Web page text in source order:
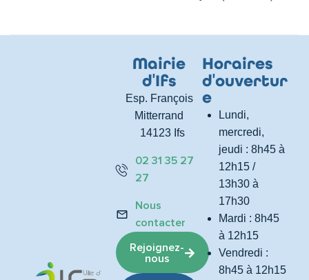
Mairie
d'Ifs
Esp. François
Mitterrand
14123 Ifs
02 31 35 27
27
Nous
contacter
Rejoignez-
nous
Horaires
d'ouvertur
e
Lundi,
mercredi,
jeudi : 8h45 à
12h15 /
13h30 à
17h30
Mardi : 8h45
à 12h15
Vendredi :
8h45 à 12h15